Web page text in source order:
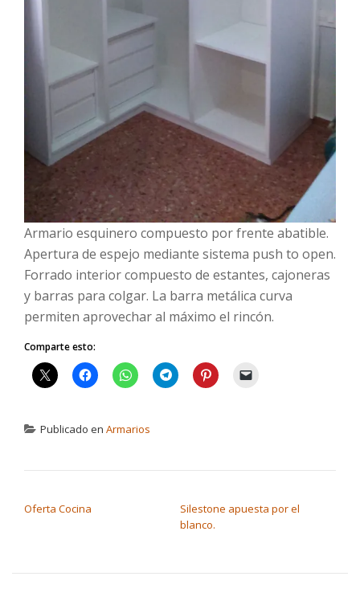
Armario esquinero compuesto por frente abatible.
Apertura de espejo mediante sistema push to open.
Forrado interior compuesto de estantes, cajoneras
y barras para colgar. La barra metálica curva
permiten aprovechar al máximo el rincón.
Comparte esto:
Publicado en Armarios
Oferta Cocina
Silestone apuesta por el
blanco.